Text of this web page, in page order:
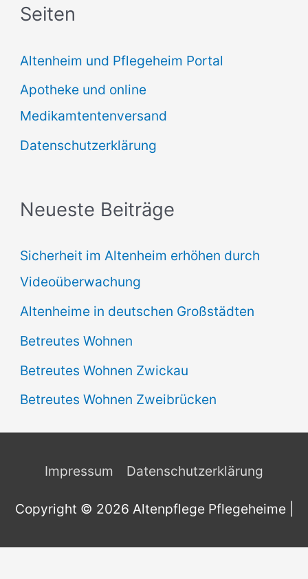
h
n
n
a
c
Seiten
Altenheim und Pflegeheim Portal
Apotheke und online
Medikamtentenversand
Datenschutzerklärung
Neueste Beiträge
Sicherheit im Altenheim erhöhen durch
Videoüberwachung
Altenheime in deutschen Großstädten
Betreutes Wohnen
Betreutes Wohnen Zwickau
Betreutes Wohnen Zweibrücken
Impressum Datenschutzerklärung
Copyright © 2026 Altenpflege Pflegeheime